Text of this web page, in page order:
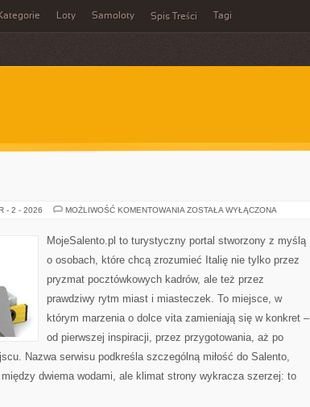
Kategorie Loty Samoloty Spis Treści Tagi
- 2 - 2026 MOŻLIWOŚĆ KOMENTOWANIA PRATO
ZOSTAŁA WYŁĄCZONA
MojeSalento.pl to turystyczny portal stworzony z myślą
o osobach, które chcą zrozumieć Italię nie tylko przez
pryzmat pocztówkowych kadrów, ale też przez
prawdziwy rytm miast i miasteczek. To miejsce, w
którym marzenia o dolce vita zamieniają się w konkret –
od pierwszej inspiracji, przez przygotowania, aż po
Nazwa serwisu podkreśla szczególną miłość do Salento,
między dwiema wodami, ale klimat strony wykracza szerzej: to